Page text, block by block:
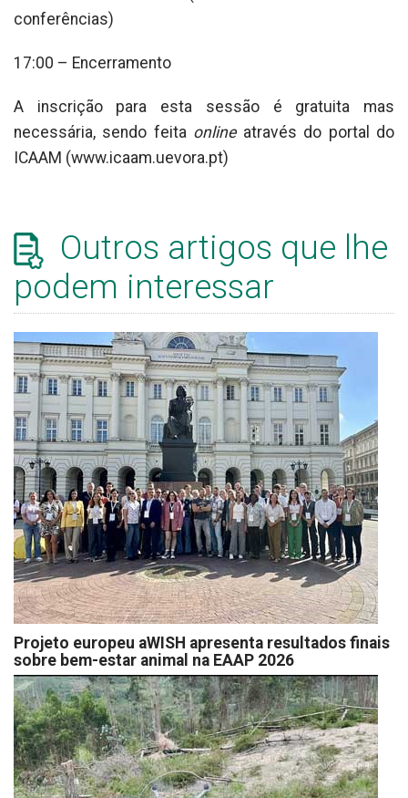
conferências)
17:00 – Encerramento
A inscrição para esta sessão é gratuita mas
necessária, sendo feita online através do portal do
ICAAM (www.icaam.uevora.pt)
Outros artigos que lhe
podem interessar
Projeto europeu aWISH apresenta resultados finais
sobre bem-estar animal na EAAP 2026